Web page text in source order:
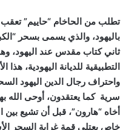
تطلب من الحاخام “حاييم”
باليهود، والذي يسمى بسحر
ثاني كتاب مقدس عند اليهود،
التطبيقية للديانة اليهودية،
واحتراف رجال الدين اليهود
سرية كما يعتقدون، أوحى الله
أخاه “هارون”، قبل أن تشيع بين
خاص يعتلي قمة غرابة السحر